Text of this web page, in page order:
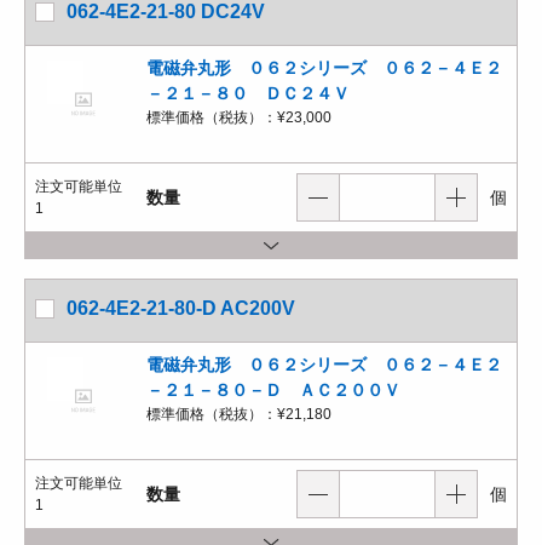
062-4E2-21-80 DC24V
電磁弁丸形 ０６２シリーズ ０６２－４Ｅ２
－２１－８０ ＤＣ２４Ｖ
標準価格（税抜）： ¥23,000
注文可能単位
1
数量 個
062-4E2-21-80-D AC200V
電磁弁丸形 ０６２シリーズ ０６２－４Ｅ２
－２１－８０－Ｄ ＡＣ２００Ｖ
標準価格（税抜）： ¥21,180
注文可能単位
1
数量 個